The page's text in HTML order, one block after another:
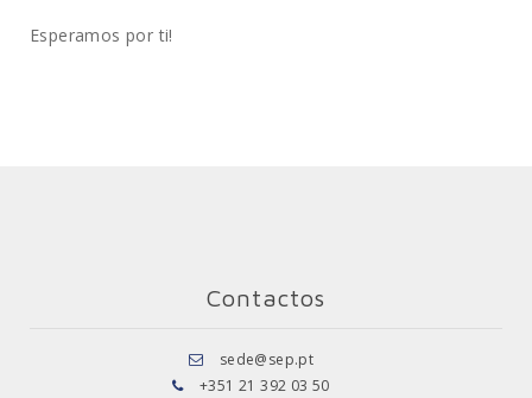
Esperamos por ti!
Contactos
sede@sep.pt
+351 21 392 03 50